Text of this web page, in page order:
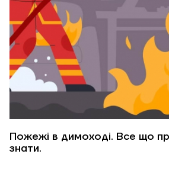
Пожежі в димоході. Все що
знати.